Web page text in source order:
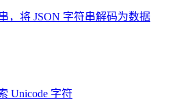
，将 JSON 字符串解码为数据
Unicode 字符